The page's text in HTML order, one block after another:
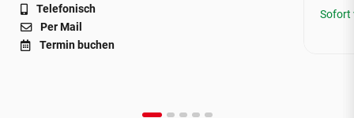
Telefonisch
Per Mail
Termin buchen
Sofort